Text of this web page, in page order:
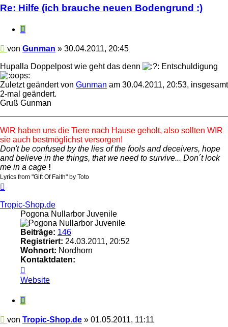
Re: Hilfe (ich brauche neuen Bodengrund :)
Zitieren
Beitrag
von Gunman » 30.04.2011, 20:45
Hupalla Doppelpost wie geht das denn Entschuldigung
Zuletzt geändert von Gunman am 30.04.2011, 20:53, insgesamt
2-mal geändert.
Gruß Gunman
WIR haben uns die Tiere nach Hause geholt, also sollten WIR
sie auch bestmöglichst versorgen!
Don't be confused by the lies of the fools and deceivers, hope
and believe in the things, that we need to survive... Don´t lock
me in a cage !
Lyrics from "Gift Of Faith" by Toto
Tropic-Shop.de
Pogona Nullarbor Juvenile
Beiträge: 146
Registriert: 24.03.2011, 20:52
Wohnort: Nordhorn
Kontaktdaten:
von
Tropic-
Shop.de
Website
Zitieren
Beitrag
von Tropic-Shop.de » 01.05.2011, 11:11